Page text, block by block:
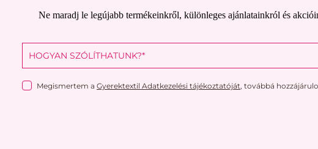
Ne maradj le legújabb termékeinkről, különleges ajánlatainkról és
Megismertem a Gyerektextil Adatkezelési tájékoztatóját, továbbá